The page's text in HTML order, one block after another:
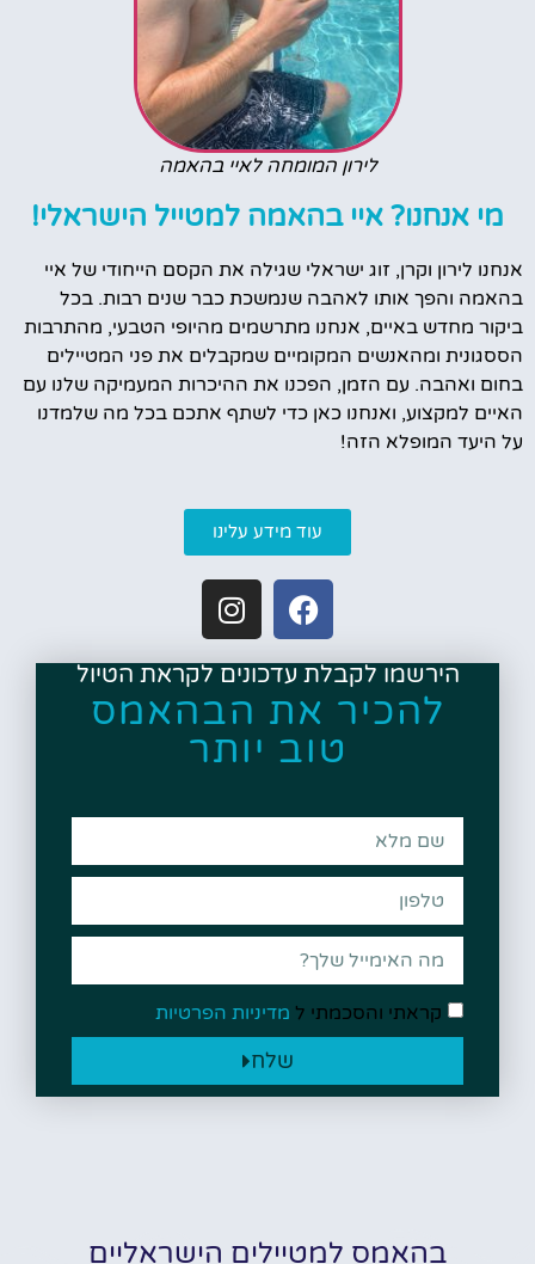
לירון המומחה לאיי בהאמה
מי אנחנו? איי בהאמה למטייל הישראלי!
אנחנו לירון וקרן, זוג ישראלי שגילה את הקסם הייחודי של איי
בהאמה והפך אותו לאהבה שנמשכת כבר שנים רבות. בכל
ביקור מחדש באיים, אנחנו מתרשמים מהיופי הטבעי, מהתרבות
הססגונית ומהאנשים המקומיים שמקבלים את פני המטיילים
בחום ואהבה. עם הזמן, הפכנו את ההיכרות המעמיקה שלנו עם
האיים למקצוע, ואנחנו כאן כדי לשתף אתכם בכל מה שלמדנו
על היעד המופלא הזה!
עוד מידע עלינו
הירשמו לקבלת עדכונים לקראת הטיול
להכיר את הבהאמס
טוב יותר
קראתי והסכמתי ל מדיניות הפרטיות
שלח
בהאמס למטיילים הישראליים